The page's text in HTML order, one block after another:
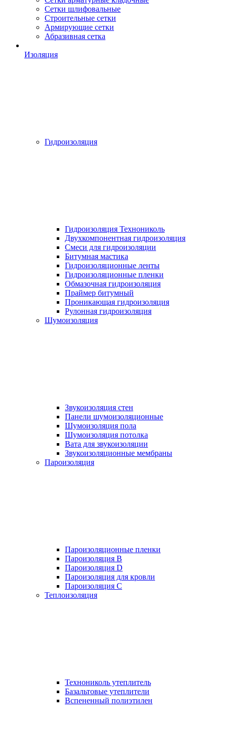
Сетки шлифовальные
Строительные сетки
Армирующие сетки
Абразивная сетка
Изоляция
Гидроизоляция
Гидроизоляция Технониколь
Двухкомпонентная гидроизоляция
Смеси для гидроизоляции
Битумная мастика
Гидроизоляционные ленты
Гидроизоляционные пленки
Обмазочная гидроизоляция
Праймер битумный
Проникающая гидроизоляция
Рулонная гидроизоляция
Шумоизоляция
Звукоизоляция стен
Панели шумоизоляционные
Шумоизоляция пола
Шумоизоляция потолка
Вата для звукоизоляции
Звукоизоляционные мембраны
Пароизоляция
Пароизоляционные пленки
Пароизоляция B
Пароизоляция D
Пароизоляция для кровли
Пароизоляция С
Теплоизоляция
Технониколь утеплитель
Базальтовые утеплители
Вспененный полиэтилен